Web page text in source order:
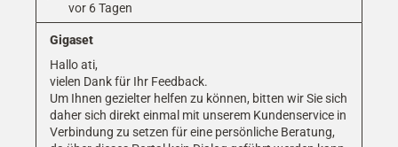
vor 6 Tagen
Gigaset
Hallo ati,
vielen Dank für Ihr Feedback.
Um Ihnen gezielter helfen zu können, bitten wir Sie sich
daher sich direkt einmal mit unserem Kundenservice in
Verbindung zu setzen für eine persönliche Beratung,